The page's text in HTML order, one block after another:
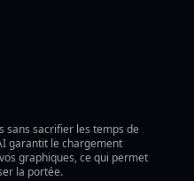
sans sacrifier les temps de
garantit le chargement
graphiques, ce qui permet
la portée.